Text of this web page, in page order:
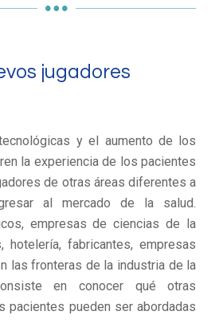
jugadores
y el aumento de los
la experiencia de los pacientes
de otras áreas diferentes a
al mercado de la salud.
empresas de ciencias de la
hotelería, fabricantes, empresas
las fronteras de la industria de la
en conocer qué otras
pacientes pueden ser abordadas